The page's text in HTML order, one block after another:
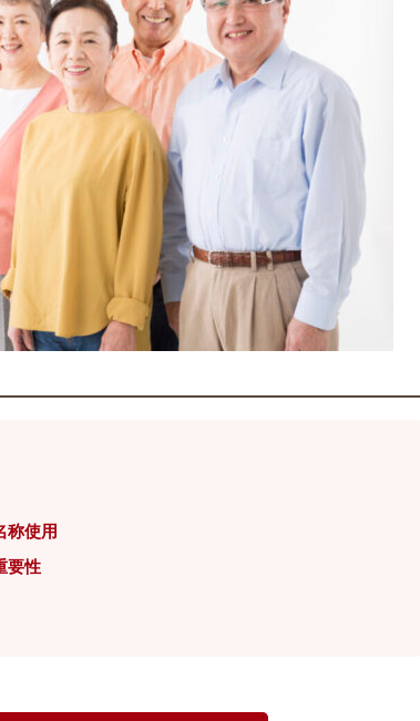
称使用
要性